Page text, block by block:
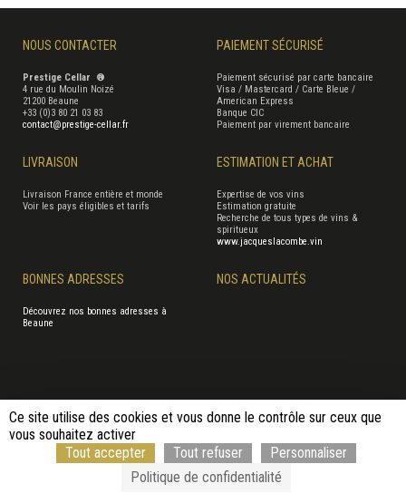
NOUS CONTACTER
Prestige Cellar ®
4 rue du Moulin Noizé
21200 Beaune
+33 (0)3 80 21 03 83
contact@prestige-cellar.fr
PAIEMENT SÉCURISÉ
Paiement sécurisé par carte bancaire
Visa / Mastercard / Carte Bleue /
American Express
Banque CIC
Paiement par virement bancaire
LIVRAISON
Livraison France entière et monde
Voir les pays éligibles et tarifs
BONNES ADRESSES
Découvrez nos bonnes adresses à
Beaune
ESTIMATION ET ACHAT
Expertise de vos vins
Estimation gratuite
Recherche de tous types de vins &
spiritueux
www.jacqueslacombe.vin
NOS ACTUALITÉS
Conditions générales de vente
Conditions d'utilisation
Politique de gestion des données personnelles et des cookies
Plan du site
Formulaire rétractation
© Rouge Cerise
L’abus d’alcool est dangereux pour la santé, consommez avec modération
Ce site utilise des cookies et vous donne le contrôle sur ceux que
vous souhaitez activer
Tout accepter
Tout refuser
Personnaliser
Politique de confidentialité